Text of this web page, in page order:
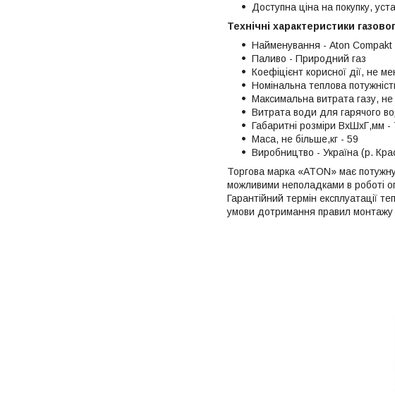
Доступна ціна на покупку,
Технічні характеристики
Найменування - Aton Compakt
Паливо - Природний газ
Коефіцієнт корисної дії, не
Номінальна теплова
Максимальна витрата газу,
Витрата води для гарячого
Габаритні розміри ВхШхГ,мм -
Маса, не більше,кг - 59
Виробництво - Україна (р.
Торгова марка «ATON» має
можливими неполадками в роботі
Гарантійний термін експлуатації
умови дотримання правил монтажу